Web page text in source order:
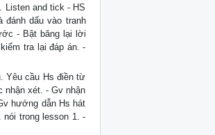
Listen and tick - HS
đánh dấu vào tranh
- Bật băng lại lời
tra lại đáp án. -
Yêu cầu Hs điền từ
nhận xét. - Gv nhận
hướng dẫn Hs hát
trong lesson 1. -